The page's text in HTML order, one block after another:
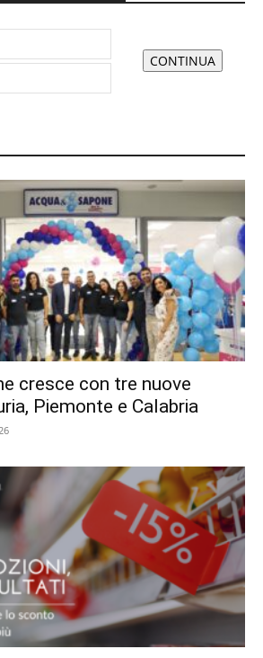
cresce con tre nuove
Piemonte e Calabria